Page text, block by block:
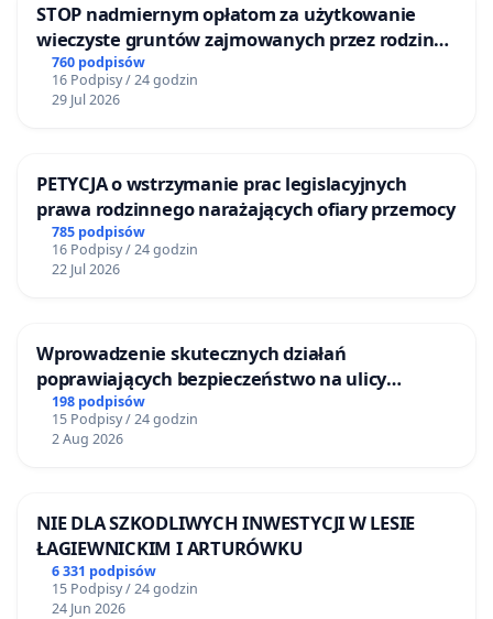
STOP nadmiernym opłatom za użytkowanie
wieczyste gruntów zajmowanych przez rodzinne
ogrody działkowe.
760 podpisów
16 Podpisy / 24 godzin
29 Jul 2026
PETYCJA o wstrzymanie prac legislacyjnych
prawa rodzinnego narażających ofiary przemocy
785 podpisów
16 Podpisy / 24 godzin
22 Jul 2026
Wprowadzenie skutecznych działań
poprawiających bezpieczeństwo na ulicy
Żeromskiego w Otwocku
198 podpisów
15 Podpisy / 24 godzin
2 Aug 2026
NIE DLA SZKODLIWYCH INWESTYCJI W LESIE
ŁAGIEWNICKIM I ARTURÓWKU
6 331 podpisów
15 Podpisy / 24 godzin
24 Jun 2026